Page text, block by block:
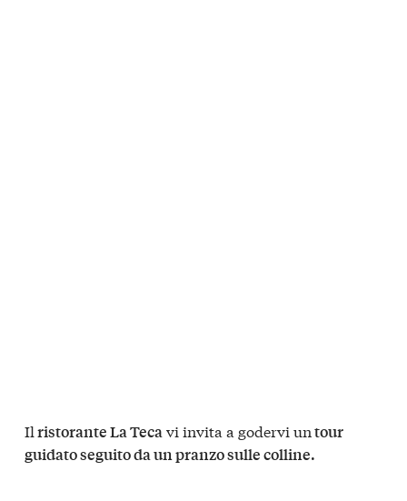
Ilristorante La Tecavi invita a godervi untour
guidato seguito da un pranzo sulle colline.